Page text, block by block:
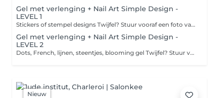
Gel met verlenging + Nail Art Simple Design -
LEVEL 1
Stickers of stempel designs Twijfel? Stuur vooraf een foto van je gewenste design
Gel met verlenging + Nail Art Simple Design -
LEVEL 2
Dots, French, lijnen, steentjes, blooming gel Twijfel? Stuur vooraf een foto van je gewenste design
Nieuw